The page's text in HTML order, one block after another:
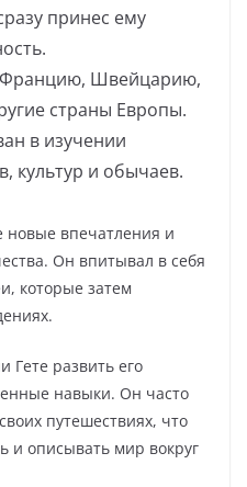
принес ему
Францию, Швейцарию,
страны Европы.
в изучении
культур и обычаев.
новые впечатления и
Он впитывал в себя
которые затем
Гете развить его
навыки. Он часто
путешествиях, что
и описывать мир вокруг